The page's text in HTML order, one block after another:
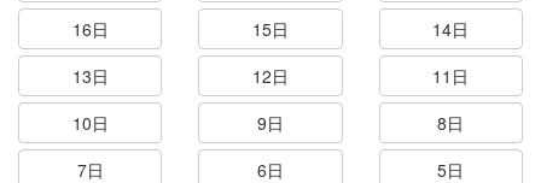
16日
15日
14日
13日
12日
11日
10日
9日
8日
7日
6日
5日